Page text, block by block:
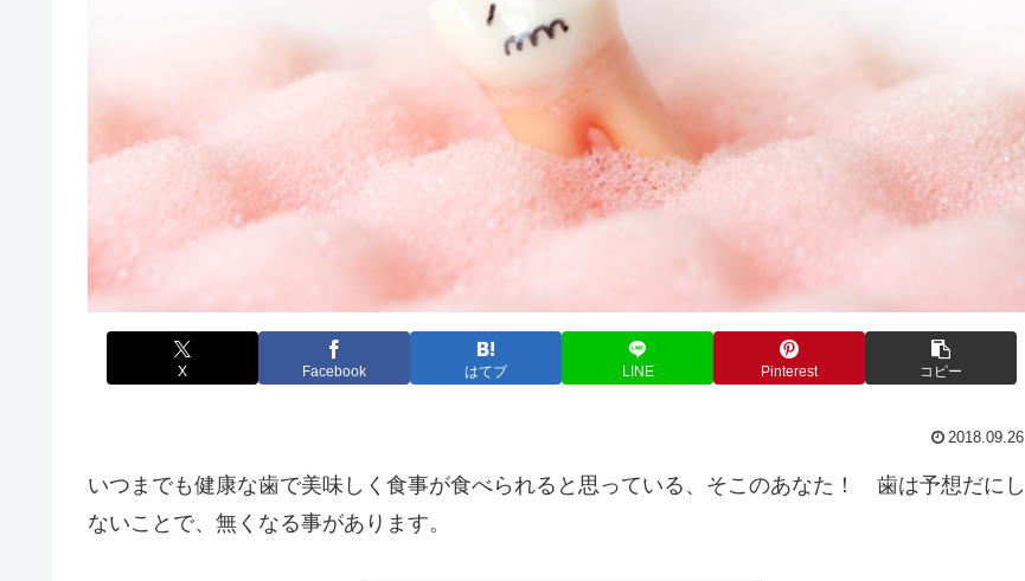
X Facebook はてブ LINE Pinterest コピー
2018.09.26
いつまでも健康な歯で美味しく食事が食べられると思っている、そこのあなた！ 歯は予想だにし
ないことで、無くなる事があります。